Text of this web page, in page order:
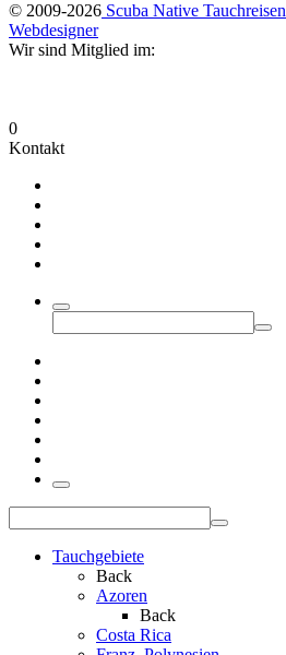
© 2009-2026 Scuba Native Tauchreisen
Webdesigner
Wir sind Mitglied im:
0
Kontakt
Tauchgebiete
Back
Azoren
Back
Costa Rica